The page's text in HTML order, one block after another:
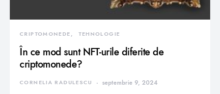
CRIPTOMONEDE TEHNOLOGIE
În ce mod sunt NFT-urile diferite de
criptomonede?
CORNELIA RADULESCU septembrie 9, 2024